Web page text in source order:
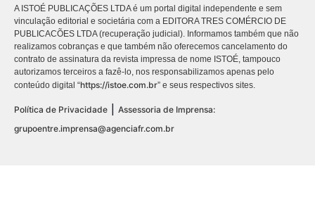
A ISTOÉ PUBLICAÇÕES LTDA é um portal digital independente e sem
vinculação editorial e societária com a EDITORA TRES COMÉRCIO DE
PUBLICACÕES LTDA (recuperação judicial). Informamos também que não
realizamos cobranças e que também não oferecemos cancelamento do
contrato de assinatura da revista impressa de nome ISTOÉ, tampouco
autorizamos terceiros a fazê-lo, nos responsabilizamos apenas pelo
conteúdo digital “https://istoe.com.br” e seus respectivos sites.
Política de Privacidade
Assessoria de Imprensa:
grupoentre.imprensa@agenciafr.com.br